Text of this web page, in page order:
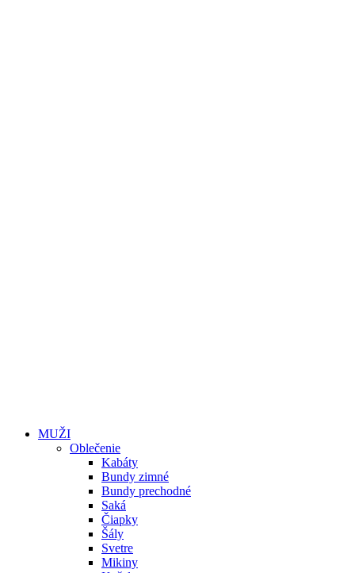
MUŽI
Oblečenie
Kabáty
Bundy zimné
Bundy prechodné
Saká
Čiapky
Šály
Svetre
Mikiny